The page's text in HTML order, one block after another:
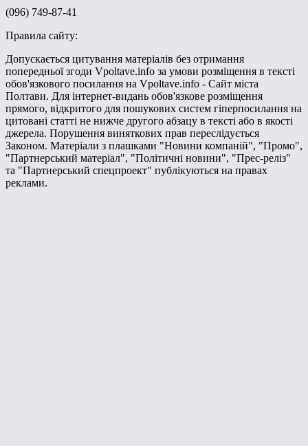
(096) 749-87-41
Правила сайту:
Допускається цитування матеріалів без отримання
попередньої згоди Vpoltave.info за умови розміщення в тексті
обов'язкового посилання на Vpoltave.info - Сайт міста
Полтави. Для інтернет-видань обов'язкове розміщення
прямого, відкритого для пошукових систем гіперпосилання на
цитовані статті не нижче другого абзацу в тексті або в якості
джерела. Порушення виняткових прав переслідується
Законом. Матеріали з плашками "Новини компаній", "Промо",
"Партнерський матеріал", "Політичні новини", "Прес-реліз"
та "Партнерський спецпроект" публікуються на правах
реклами.